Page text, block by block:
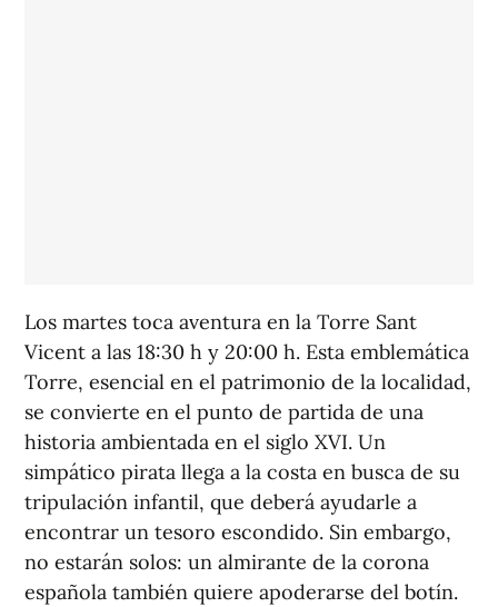
Los martes toca aventura en la Torre Sant
Vicent a las 18:30 h y 20:00 h. Esta emblemática
Torre, esencial en el patrimonio de la localidad,
se convierte en el punto de partida de una
historia ambientada en el siglo XVI. Un
simpático pirata llega a la costa en busca de su
tripulación infantil, que deberá ayudarle a
encontrar un tesoro escondido. Sin embargo,
no estarán solos: un almirante de la corona
española también quiere apoderarse del botín.